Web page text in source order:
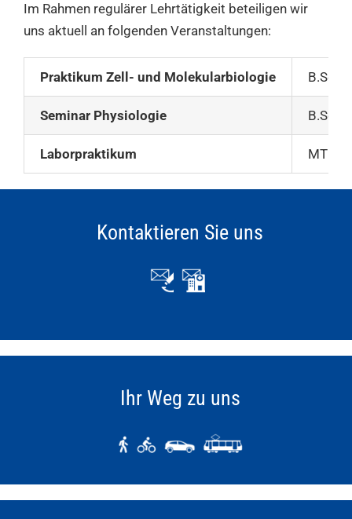
Im Rahmen regulärer Lehrtätigkeit beteiligen wir
uns aktuell an folgenden Veranstaltungen:
Praktikum Zell- und Molekularbiologie B.Sc.-
Seminar Physiologie B.Sc.-
Laborpraktikum MTLA
Kontaktieren Sie uns
Ihr Weg zu uns